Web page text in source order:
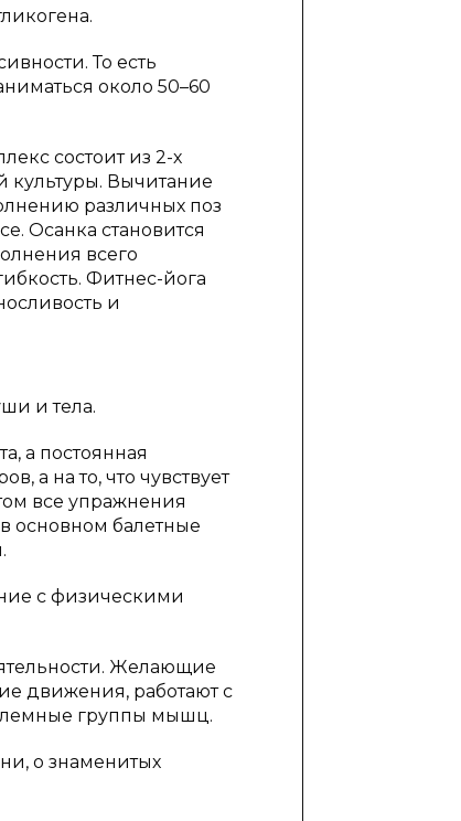
То есть
около 50–60
состоит из 2-х
культуры. Вычитание
различных поз
Осанка становится
всего
Фитнес-йога
и
и тела.
а постоянная
а на то, что чувствует
все упражнения
основном балетные
с физическими
Желающие
движения, работают с
группы мышц.
о знаменитых